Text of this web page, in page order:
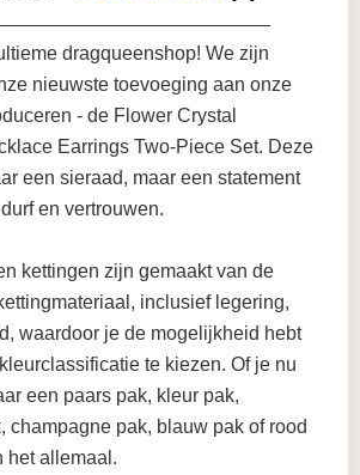
dragqueenshop! We zijn
nieuwste toevoeging aan onze
- de Flower Crystal
Earrings Two-Piece Set. Deze
een sieraad, maar een statement
en vertrouwen.
kettingen zijn gemaakt van de
inclusief legering,
waardoor je de mogelijkheid hebt
te kiezen. Of je nu
een paars pak, kleur pak,
champagne pak, blauw pak of rood
het allemaal.